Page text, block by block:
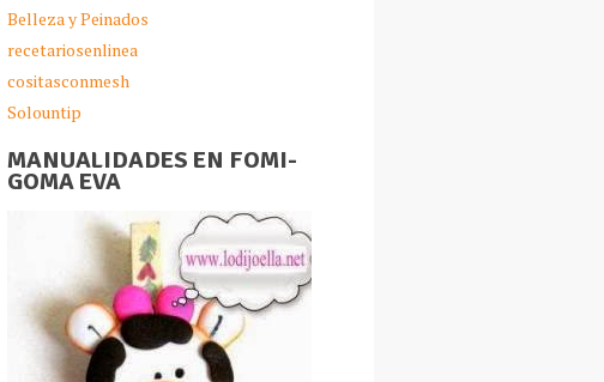
Belleza y Peinados
recetariosenlinea
cositasconmesh
Solountip
MANUALIDADES EN FOMI-
GOMA EVA